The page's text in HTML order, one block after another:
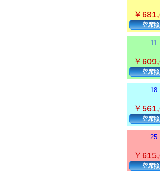
￥
空席
11
￥
空席
18
￥
空席
25
￥
空席